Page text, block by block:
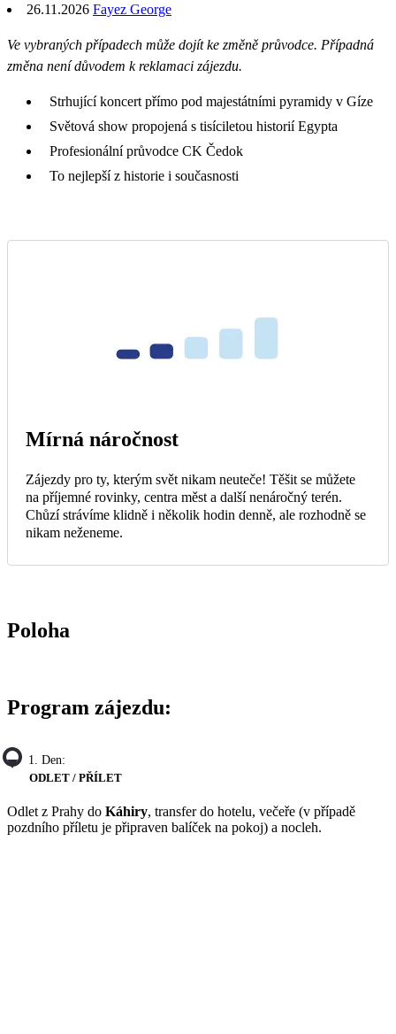
26.11.2026 Fayez George
Ve vybraných případech může dojít ke změně průvodce. Případná
změna není důvodem k reklamaci zájezdu.
Strhující koncert přímo pod majestátními pyramidy v Gíze
Světová show propojená s tisíciletou historií Egypta
Profesionální průvodce CK Čedok
To nejlepší z historie i současnosti
Mírná náročnost
Zájezdy pro ty, kterým svět nikam neuteče! Těšit se můžete
na příjemné rovinky, centra měst a další nenáročný terén.
Chůzí strávíme klidně i několik hodin denně, ale rozhodně se
nikam neženeme.
Poloha
Program zájezdu:
1. Den:
ODLET / PŘÍLET
Odlet z Prahy do Káhiry, transfer do hotelu, večeře (v případě
pozdního příletu je připraven balíček na pokoj) a nocleh.